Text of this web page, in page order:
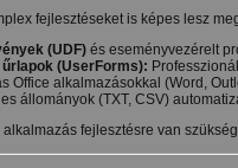
fejlesztéseket is képes lesz
(UDF) és eseményvezérelt
(UserForms):
Office alkalmazásokkal (Word,
állományok (TXT, CSV)
fejlesztésre van